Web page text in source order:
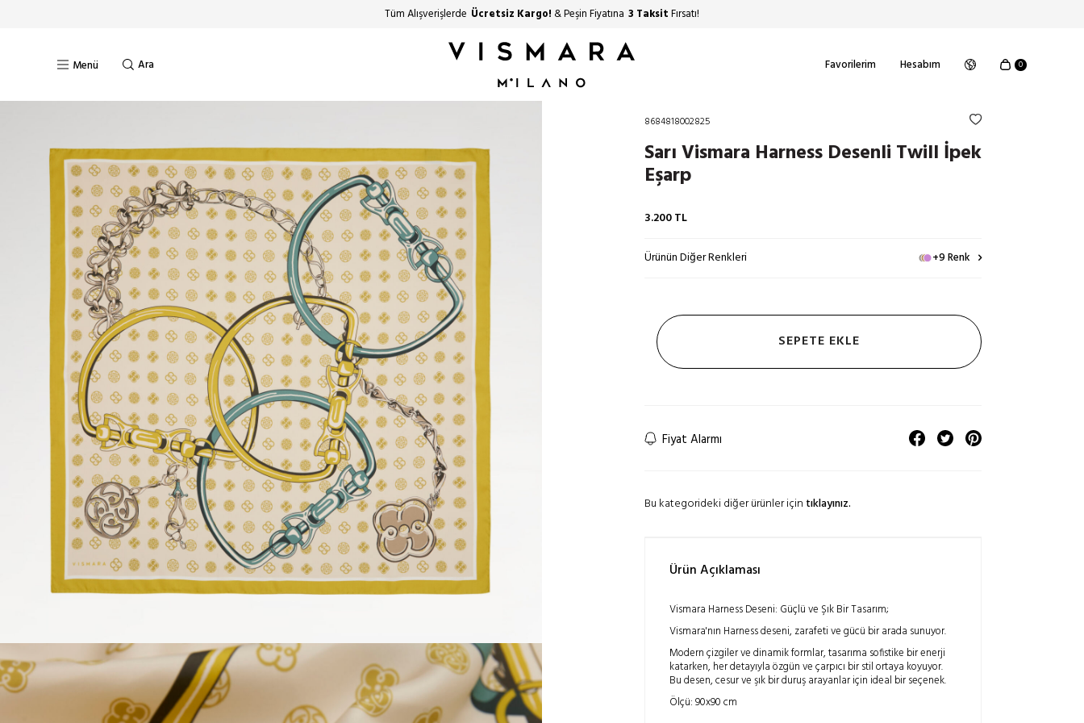
Tüm Alışverişlerde Ücretsiz Kargo! & Peşin Fiyatına 3 TaksitFırsatı!
Menü Ara Favorilerim Hesabım 0
8684818002825
Sarı Vismara Harness Desenli Twill İpek
Eşarp
3.200TL
Ürünün Diğer Renkleri +9 Renk
SEPETE EKLE
Fiyat Alarmı
Bu kategorideki diğer ürünler için tıklayınız.
Ürün Açıklaması
Vismara Harness Deseni: Güçlü ve Şık Bir Tasarım;
Vismara'nın Harness deseni, zarafeti ve gücü bir arada sunuyor.
Modern çizgiler ve dinamik formlar, tasarıma sofistike bir enerji
katarken, her detayıyla özgün ve çarpıcı bir stil ortaya koyuyor.
Bu desen, cesur ve şık bir duruş arayanlar için ideal bir seçenek.
Ölçü: 90x90 cm